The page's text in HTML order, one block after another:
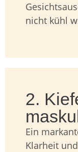
nicht kühl
2.
Ein
Klarheit